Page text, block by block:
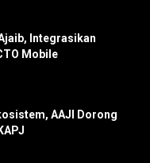
Integrasikan
Mobile
AAJI Dorong